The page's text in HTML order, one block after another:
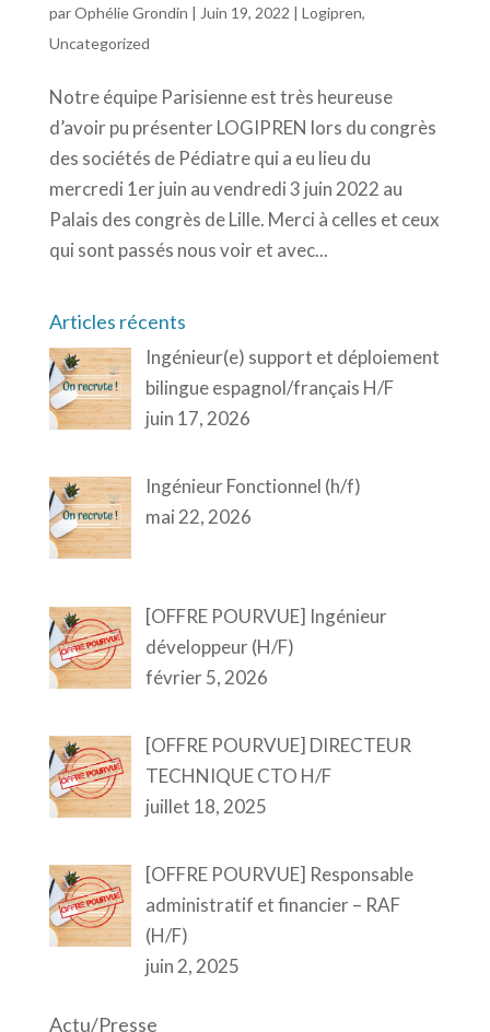
parOphélie Grondin | Juin 19, 2022 | Logipren,
Uncategorized
Notre équipe Parisienne est très heureuse
d’avoir pu présenter LOGIPREN lors du congrès
des sociétés de Pédiatre qui a eu lieu du
mercredi 1er juin au vendredi 3 juin 2022 au
Palais des congrès de Lille. Merci à celles et ceux
qui sont passés nous voir et avec...
Articles récents
Ingénieur(e) support et déploiement
bilingue espagnol/français H/F
juin 17, 2026
Ingénieur Fonctionnel (h/f)
mai 22, 2026
[OFFRE POURVUE] Ingénieur
développeur (H/F)
février 5, 2026
[OFFRE POURVUE] DIRECTEUR
TECHNIQUE CTO H/F
juillet 18, 2025
[OFFRE POURVUE] Responsable
administratif et financier – RAF
(H/F)
juin 2, 2025
Actu/Presse